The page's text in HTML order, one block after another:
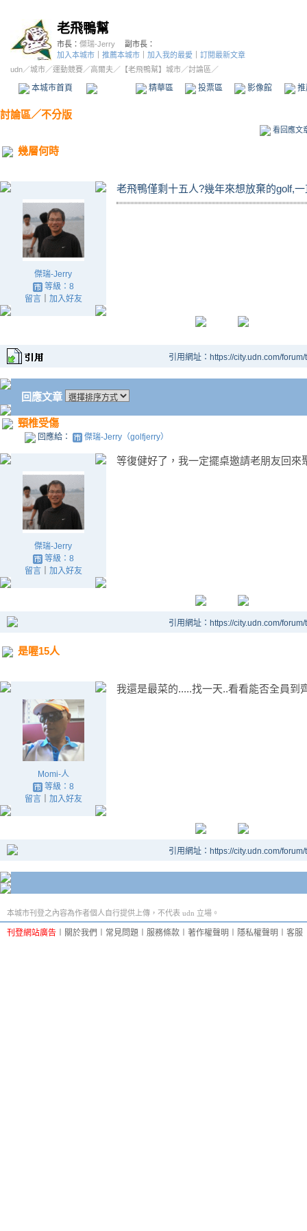
老飛鴨幫
市長： 傑瑞-Jerry
副市長：
加入本城市
推薦本城市 加入我的最愛
訂閱最新文章
udn／城市／運動競賽／高爾夫／ 【老飛鴨幫】城市／討論區／
本城市首頁 精華區 投票區 影像館
討論區／不分版
看回應文
幾層何時
傑瑞-Jerry
等級：8
留言｜ 加入好友
老飛鴨僅剩十五人?幾年來想放棄的golf,
引用網址：https://city.udn.com/
回應文章
頸椎受傷
回應給： 傑瑞-Jerry（golfjerry）
傑瑞-Jerry
等級：8
留言｜ 加入好友
等復健好了，我一定擺桌邀請老朋友回來
引用網址：https://city.udn.com/
是喔15人
Momi-人
等級：8
留言｜ 加入好友
我還是最菜的.....找一天..看看能否全員到
引用網址：https://city.udn.com/
本城市刊登之內容為作者個人自行提供上傳，不代表 udn 立場。
刊登網站廣告 關於我們 常見問題 服務條款 著作權聲明 隱私權聲明 客服